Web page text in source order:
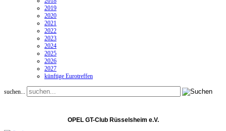
2019
2020
2021
2022
2023
2024
2025
2026
2027
künftige Eurotreffen
suchen...
OPEL GT-Club Rüsselsheim e.V.